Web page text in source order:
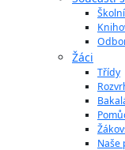
Žáci
Třídy
Naše